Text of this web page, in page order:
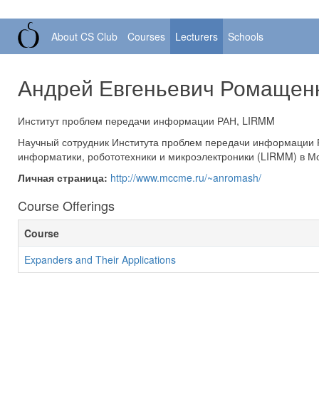
About CS Club Courses Lecturers Schools
Андрей Евгеньевич
Институт проблем передачи информации РАН, LIRMM
Научный сотрудник Института проблем передачи
информатики, робототехники и микроэлектроники (LIRMM) в
Личная страница: http://www.mccme.ru/~anromash/
Course Offerings
Course
Expanders and Their Applications